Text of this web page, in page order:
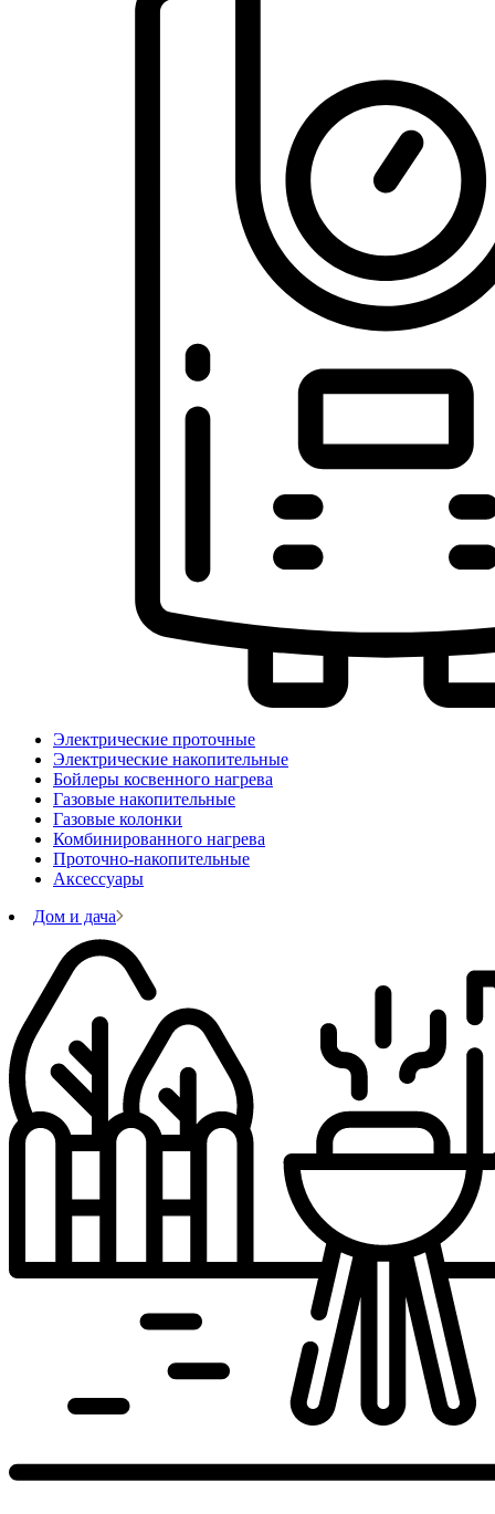
Электрические проточные
Электрические накопительные
Бойлеры косвенного нагрева
Газовые накопительные
Газовые колонки
Комбинированного нагрева
Проточно-накопительные
Аксессуары
Дом и дача